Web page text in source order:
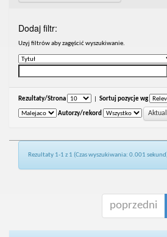
Dodaj filtr:
Uzyj filtrów aby zagęścić wyszukiwanie.
Rezultaty/Strona Sortuj pozycje wg
Autorzy/rekord
Rezultaty 1-1 z 1 (Czas wyszukiwania: 0.001
poprzedni